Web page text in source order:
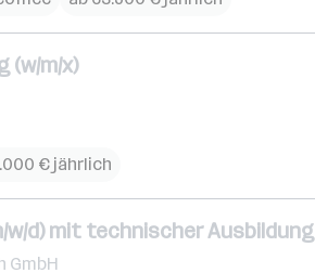
(w/m/x)
€ jährlich
w/d) mit technischer Ausbildung
GmbH